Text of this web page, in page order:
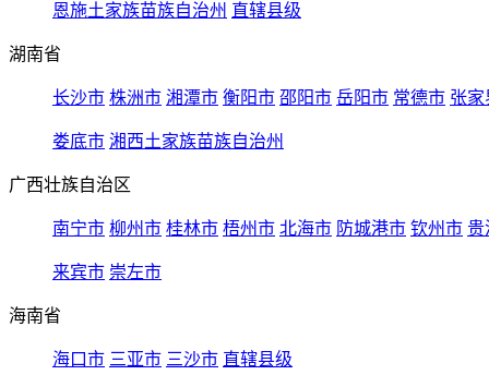
恩施土家族苗族自治州 直辖县级
湖南省
长沙市 株洲市 湘潭市 衡阳市 邵阳市 岳阳市 常德市 张家
娄底市 湘西土家族苗族自治州
广西壮族自治区
南宁市 柳州市 桂林市 梧州市 北海市 防城港市 钦州市 贵
来宾市 崇左市
海南省
海口市 三亚市 三沙市 直辖县级